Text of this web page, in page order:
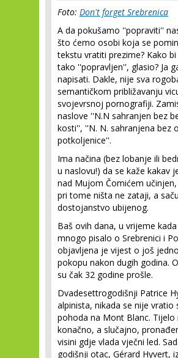
Foto: Don't forget Srebrenica
A da pokušamo ''popraviti''
što ćemo osobi koja se
tekstu vratiti prezime? Kako
tako ''popravljen'', glasio? Ja
napisati. Dakle, nije sva
semantičkom približavanju
svojevrsnoj pornografiji.
naslove ''N.N sahranjen bez
kosti'', ''N. N. sahranjena bez
potkoljenice''.
Ima načina (bez lobanje ili
u naslovu!) da se kaže kakav
nad Mujom Čomićem učinjen,
pri tome ništa ne zataji, a
dostojanstvo ubijenog.
Baš ovih dana, u vrijeme
mnogo pisalo o Srebrenici i
objavljena je vijest o još
pokopu nakon dugih godina.
su čak 32 godine prošle.
Dvadesettrogodišnji Patrice
alpinista, nikada se nije vratio
pohoda na Mont Blanc. Tijelo
konačno, a slučajno,
visini gdje vlada vječni led.
godišnji otac, Gérard Hyvert,